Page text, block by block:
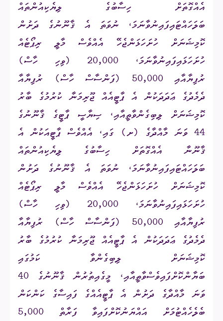
އެއްގޮތަށް ހިސާބުގެ ލިޔެކިއުންތައް
ބަލަހައްޓައިފައިނުވާނަމަ، ނުވަތަ އެ ޤާނޫނުގެ ދަށުން
ކޮމިޝަނަށް ހުށަހަޅަންޖެހޭ އެއްވެސް މާލީ ރިޕޯޓެއް
ހުށަހަޅައިފައިނުވާނަމަ، 20,000 (ވިހި ހާސް)
ރުފިޔާއާއި 50,000 (ފަންސާސް ހާސް) ރުފިޔާއާ
ދެމެދުގެ ޢަދަދަކުން އެ ޕާޓީއެއް ޖޫރިމަނާ ކުރުމުގެ ބާރު
ކޮމިޝަނަށް ލިބިގެންވާތީއާއި، ސިޔާސީ ޕާޓީގެ ޤާނޫނުގެ
44 ވަނަ މާއްދާގެ (ށ) ގައި، އެއްވެސް ޕާޓީއަކުން އެ
ޤާނޫނާ އެއްގޮތަށް ހިސާބުގެ ލިޔެކިއުންތައް
ބަލަހައްޓައިފައިނުވާނަމަ، ނުވަތަ އެ ޤާނޫނުގެ ދަށުން
ކޮމިޝަނަށް ހުށަހަޅަންޖެހޭ އެއްވެސް މާލީ ރިޕޯޓެއް
ހުށަހަޅައިފައިނުވާނަމަ، 20,000 (ވިހި ހާސް)
ރުފިޔާއާއި 50,000 (ފަންސާސް ހާސް) ރުފިޔާއާ
ދެމެދުގެ ޢަދަދަކުން އެ ޕާޓީއެއް ޖޫރިމަނާ ކުރުމުގެ ބާރު
ކޮމިޝަނަށް ލިބިގެންވާ ކަމުގައި
ބަޔާންކޮށްފައިވެސްވާތީއާއި، މީގެއިތުރުން ޤާނޫނުގެ 40
ވަނަ މާއްދާގެ ދަށުން އެ ޕާޓީއެއްގެ ފައިސާގެ ކަންކަން
ބެލެހެއްޓުމަށް އައްޔަނުކޮށްފައިވާ ފަރާތް 5,000